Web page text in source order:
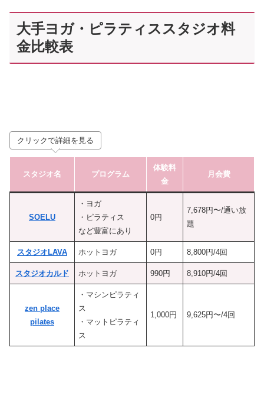
大手ヨガ・ピラティススタジオ料
金比較表
クリックで詳細を見る
スタジオ名 プログラム
体験料
金
月会費
SOELU
・ヨガ
・ピラティス
など豊富にあり
0円
7,678円〜/通い放
題
スタジオLAVA ホットヨガ 0円 8,800円/4回
スタジオカルド ホットヨガ 990円 8,910円/4回
zen place
pilates
・マシンピラティ
ス
・マットピラティ
ス
1,000円 9,625円〜/4回